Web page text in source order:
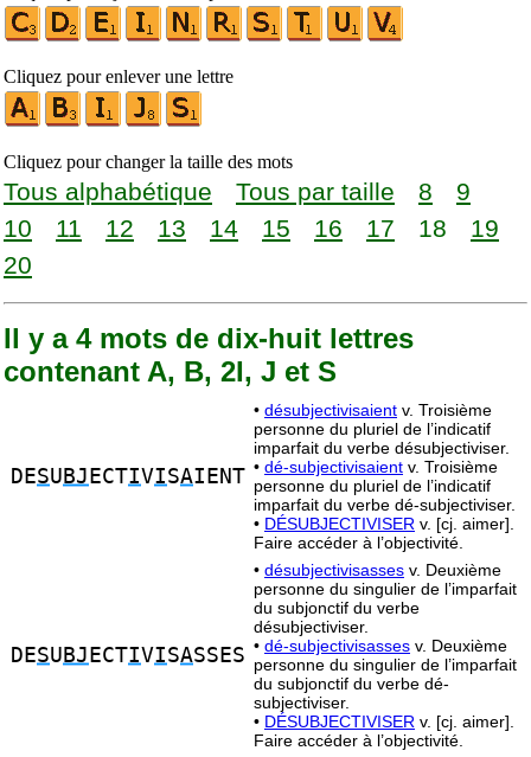
Cliquez pour enlever une lettre
Cliquez pour changer la taille des mots
Tous alphabétique Tous par taille 8
9
10
11 12 13 14 15 16 17 18
19
20
Il y a 4 mots de dix-huit lettres
contenant A, B, 2I, J et S
DESU BJ ECTIVISAIENT
• désubjectivisaient v. Troisième
personne du pluriel de l’indicatif
imparfait du verbe désubjectiviser.
• dé-subjectivisaient v. Troisième
personne du pluriel de l’indicatif
imparfait du verbe dé-subjectiviser.
• DÉSUBJECTIVISER v. [cj. aimer].
Faire accéder à l’objectivité.
DESU BJ ECTIVISASSES
• désubjectivisasses v. Deuxième
personne du singulier de l’imparfait
du subjonctif du verbe
désubjectiviser.
• dé-subjectivisasses v. Deuxième
personne du singulier de l’imparfait
du subjonctif du verbe dé-
subjectiviser.
• DÉSUBJECTIVISER v. [cj. aimer].
Faire accéder à l’objectivité.